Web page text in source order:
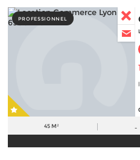
PROFESSIONNEL
45 M² -